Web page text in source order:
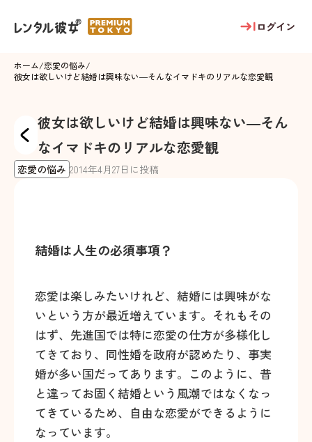
ログイン
ホーム/恋愛の悩み/
彼女は欲しいけど結婚は興味ない―そんなイマドキのリアルな恋愛観
彼女は欲しいけど結婚は興味ない―そん
なイマドキのリアルな恋愛観
恋愛の悩み 2014年4月27日に投稿
結婚は人生の必須事項？
恋愛は楽しみたいけれど、結婚には興味がな
いという方が最近増えています。それもその
はず、先進国では特に恋愛の仕方が多様化し
てきており、同性婚を政府が認めたり、事実
婚が多い国だってあります。このように、昔
と違ってお固く結婚という風潮ではなくなっ
てきているため、自由な恋愛ができるように
なっています。